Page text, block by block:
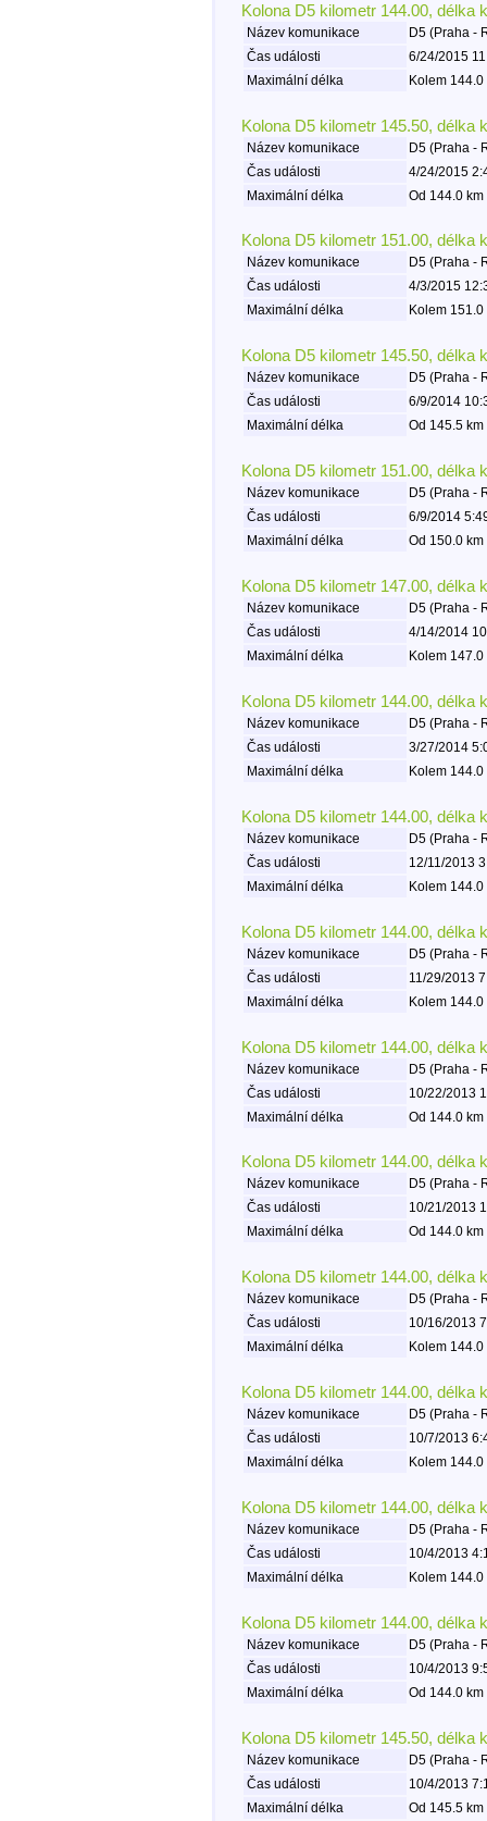
Kolona D5 kilometr 144.00, délka
Název komunikace
D5 (Praha -
Čas události
6/24/2015
Maximální délka
Kolem
Kolona D5 kilometr 145.50, délka
Název komunikace
D5 (Praha -
Čas události
4/24/2015
Maximální délka
Od 144.0
Kolona D5 kilometr 151.00, délka
Název komunikace
D5 (Praha -
Čas události
4/3/2015
Maximální délka
Kolem
Kolona D5 kilometr 145.50, délka
Název komunikace
D5 (Praha -
Čas události
6/9/2014
Maximální délka
Od 145.5
Kolona D5 kilometr 151.00, délka
Název komunikace
D5 (Praha -
Čas události
6/9/2014
Maximální délka
Od 150.0
Kolona D5 kilometr 147.00, délka
Název komunikace
D5 (Praha -
Čas události
4/14/2014
Maximální délka
Kolem
Kolona D5 kilometr 144.00, délka
Název komunikace
D5 (Praha -
Čas události
3/27/2014
Maximální délka
Kolem
Kolona D5 kilometr 144.00, délka
Název komunikace
D5 (Praha -
Čas události
12/11/2013
Maximální délka
Kolem
Kolona D5 kilometr 144.00, délka
Název komunikace
D5 (Praha -
Čas události
11/29/2013
Maximální délka
Kolem
Kolona D5 kilometr 144.00, délka
Název komunikace
D5 (Praha -
Čas události
10/22/2013
Maximální délka
Od 144.0
Kolona D5 kilometr 144.00, délka
Název komunikace
D5 (Praha -
Čas události
10/21/2013
Maximální délka
Od 144.0
Kolona D5 kilometr 144.00, délka
Název komunikace
D5 (Praha -
Čas události
10/16/2013
Maximální délka
Kolem
Kolona D5 kilometr 144.00, délka
Název komunikace
D5 (Praha -
Čas události
10/7/2013
Maximální délka
Kolem
Kolona D5 kilometr 144.00, délka
Název komunikace
D5 (Praha -
Čas události
10/4/2013
Maximální délka
Kolem
Kolona D5 kilometr 144.00, délka
Název komunikace
D5 (Praha -
Čas události
10/4/2013
Maximální délka
Od 144.0
Kolona D5 kilometr 145.50, délka
Název komunikace
D5 (Praha -
Čas události
10/4/2013
Maximální délka
Od 145.5